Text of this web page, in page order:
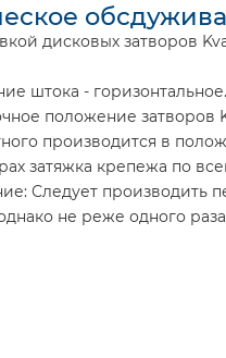
дисковых затворов
штока -
положение
производится в
затяжка крепежа по
Следует
не реже одного